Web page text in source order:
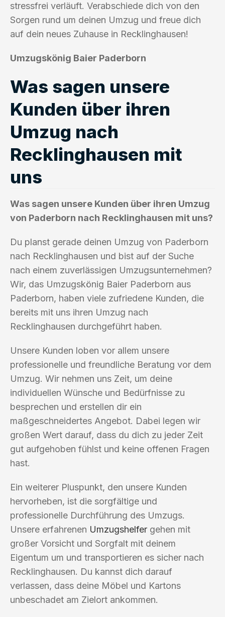
stressfrei verläuft. Verabschiede dich von den
Sorgen rund um deinen Umzug und freue dich
auf dein neues Zuhause in Recklinghausen!
Umzugskönig Baier Paderborn
Was sagen unsere
Kunden über ihren
Umzug nach
Recklinghausen mit
uns
Was sagen unsere Kunden über ihren Umzug
von Paderborn nach Recklinghausen mit uns?
Du planst gerade deinen Umzug von Paderborn
nach Recklinghausen und bist auf der Suche
nach einem zuverlässigen Umzugsunternehmen?
Wir, das Umzugskönig Baier Paderborn aus
Paderborn, haben viele zufriedene Kunden, die
bereits mit uns ihren Umzug nach
Recklinghausen durchgeführt haben.
Unsere Kunden loben vor allem unsere
professionelle und freundliche Beratung vor dem
Umzug. Wir nehmen uns Zeit, um deine
individuellen Wünsche und Bedürfnisse zu
besprechen und erstellen dir ein
maßgeschneidertes Angebot. Dabei legen wir
großen Wert darauf, dass du dich zu jeder Zeit
gut aufgehoben fühlst und keine offenen Fragen
hast.
Ein weiterer Pluspunkt, den unsere Kunden
hervorheben, ist die sorgfältige und
professionelle Durchführung des Umzugs.
Unsere erfahrenen Umzugshelfer gehen mit
großer Vorsicht und Sorgfalt mit deinem
Eigentum um und transportieren es sicher nach
Recklinghausen. Du kannst dich darauf
verlassen, dass deine Möbel und Kartons
unbeschadet am Zielort ankommen.